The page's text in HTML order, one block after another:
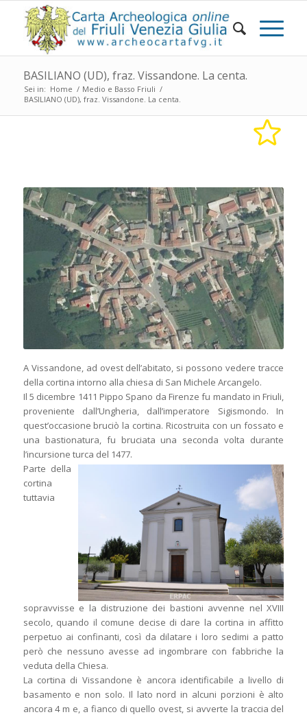
BASILIANO (UD), fraz. Vissandone. La centa.
Sei in: Home / Medio e Basso Friuli /
BASILIANO (UD), fraz. Vissandone. La centa.
A Vissandone, ad ovest dell’abitato, si possono vedere tracce
della cortina intorno alla chiesa di San Michele Arcangelo.
Il 5 dicembre 1411 Pippo Spano da Firenze fu mandato in Friuli,
proveniente dall’Ungheria, dall’imperatore Sigismondo. In
quest’occasione bruciò la cortina. Ricostruita con un fossato e
una bastionatura, fu bruciata una seconda volta durante
l’incursione turca del 1477.
Parte della
cortina
tuttavia
sopravvisse e la distruzione dei bastioni avvenne nel XVIII
secolo, quando il comune decise di dare la cortina in affitto
perpetuo ai confinanti, così da dilatare i loro sedimi a patto
però che nessuno avesse ad ingombrare con fabbriche la
veduta della Chiesa.
La cortina di Vissandone è ancora identificabile a livello di
basamento e non solo. Il lato nord in alcuni porzioni è alto
ancora 4 m e, a fianco di quello ovest, si avverte la traccia del